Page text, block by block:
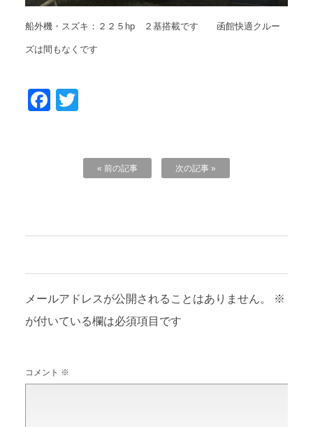
船外機・スズキ：２２５hp ２基搭載です 函館快適クルー
ズは間もなくです
Facebook
Twitter
« 前の記事 次の記事 »
メールアドレスが公開されることはありません。
※
が付いている欄は必須項目です
コメント ※